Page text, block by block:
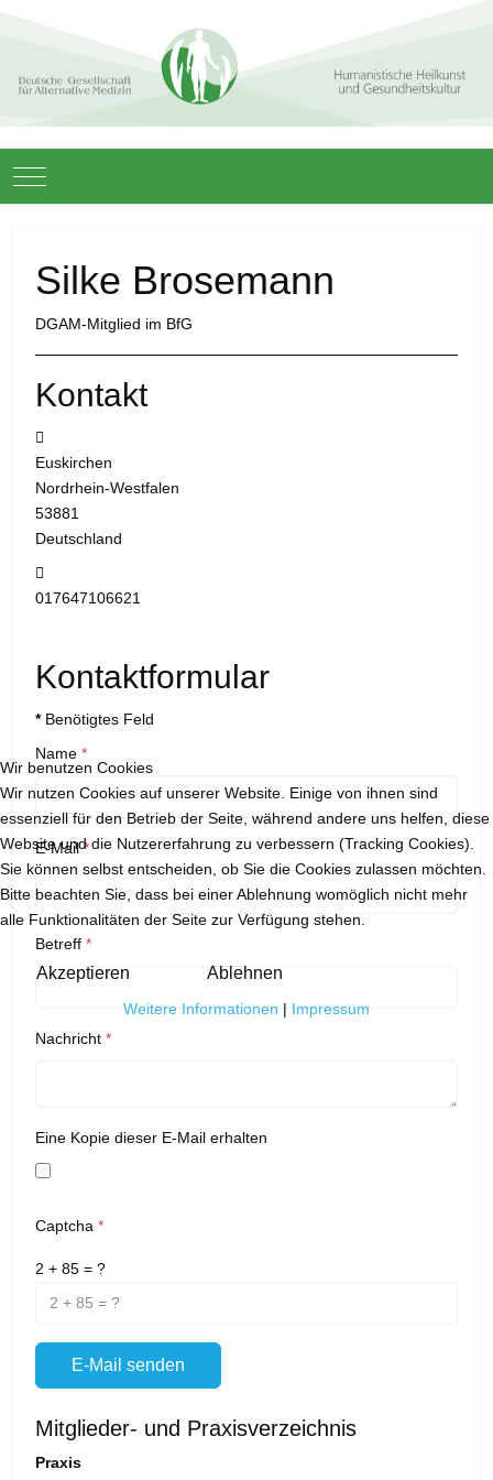
Mobile Menu Toggle
Silke Brosemann
DGAM-Mitglied im BfG
Kontakt
Euskirchen
Nordrhein-Westfalen
53881
Deutschland
017647106621
Kontaktformular
*Benötigtes Feld
Name *
E-Mail*
Betreff *
Nachricht *
Eine Kopie dieser E-Mail erhalten
Captcha *
2 + 85 = ?
E-Mail senden
Mitglieder- und Praxisverzeichnis
Praxis
Wir benutzen Cookies
Wir nutzen Cookies auf unserer Website. Einige von ihnen sind
essenziell für den Betrieb der Seite, während andere uns helfen, diese
Website und die Nutzererfahrung zu verbessern (Tracking Cookies).
Sie können selbst entscheiden, ob Sie die Cookies zulassen möchten.
Bitte beachten Sie, dass bei einer Ablehnung womöglich nicht mehr
alle Funktionalitäten der Seite zur Verfügung stehen.
Akzeptieren Ablehnen
Weitere Informationen | Impressum